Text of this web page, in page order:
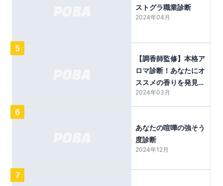
ストグラ職業診断
2024年04月
5
【調香師監修】本格ア
ロマ診断！あなたにオ
ススメの香りを発見し
ます
2024年03月
6
あなたの喧嘩の強そう
度診断
2024年12月
7